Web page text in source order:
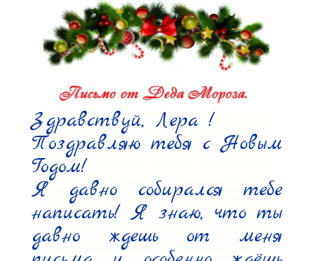
Здравствуй, Лера !
Поздравляю тебя с Новым
Годом!
Я давно собирался тебе
написать! Я знаю, что ты
давно ждешь от меня